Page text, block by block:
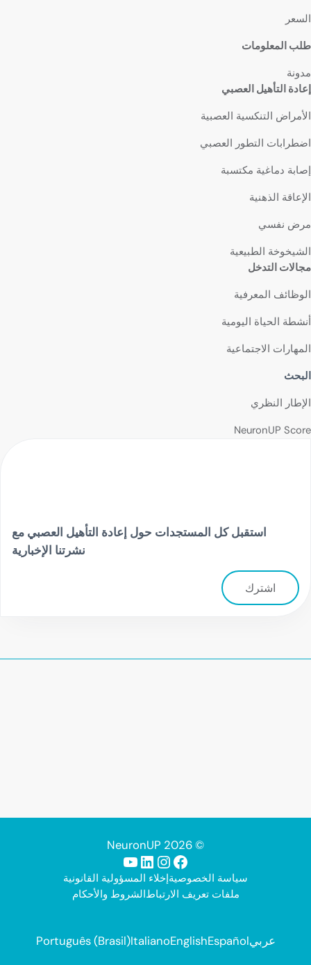
السعر
طلب المعلومات
مدونة
إعادة التأهيل العصبي
الأمراض التنكسية العصبية
اضطرابات التطور العصبي
إصابة دماغية مكتسبة
الإعاقة الذهنية
مرض نفسي
الشيخوخة الطبيعية
مجالات التدخل
الوظائف المعرفية
أنشطة الحياة اليومية
المهارات الاجتماعية
البحث
الإطار النظري
NeuronUP Score
استقبل كل المستجدات حول إعادة التأهيل العصبي مع
نشرتنا الإخبارية
اشترك
© 2026 NeuronUP
فيسبوك
إنستجرام
لينكد إن
يوتيوب
سياسة الخصوصيةإخلاء المسؤولية القانونية
ملفات تعريف الارتباطالشروط والأحكام
عربيEspañol
English
Italiano
Português (Brasil)